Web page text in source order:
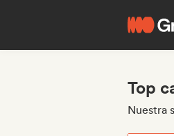
Top
Nuestra